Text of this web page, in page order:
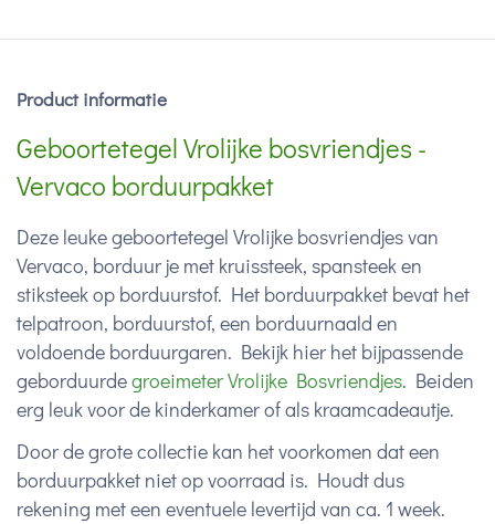
Product informatie
Geboortetegel Vrolijke bosvriendjes -
Vervaco borduurpakket
Deze leuke geboortetegel Vrolijke bosvriendjes van
Vervaco, borduur je met kruissteek, spansteek en
stiksteek op borduurstof. Het borduurpakket bevat het
telpatroon, borduurstof, een borduurnaald en
voldoende borduurgaren. Bekijk hier het bijpassende
geborduurdegroeimeter Vrolijke Bosvriendjes. Beiden
erg leuk voor de kinderkamer of als kraamcadeautje.
Door de grote collectie kan het voorkomen dat een
borduurpakket niet op voorraad is. Houdt dus
rekening met een eventuele levertijd van ca. 1 week.